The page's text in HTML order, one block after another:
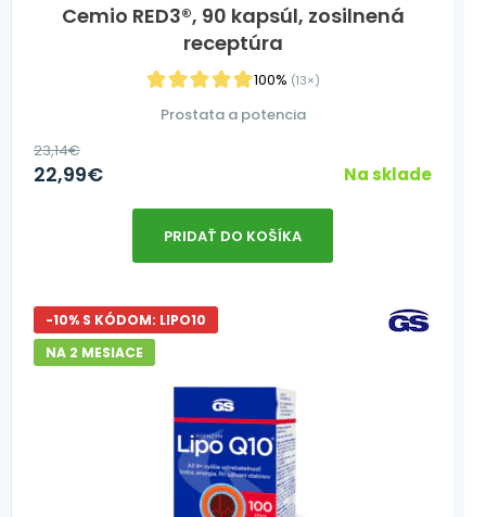
Cemio RED3®, 90 kapsúl, zosilnená
receptúra
100% (13×)
Prostata a potencia
23,14€
22,99€ Na sklade
PRIDAŤ DO KOŠÍKA
-10% S KÓDOM: LIPO10
NA 2 MESIACE